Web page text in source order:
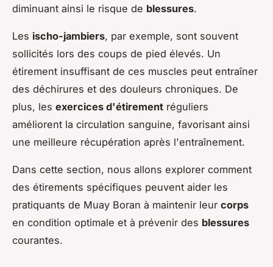
diminuant ainsi le risque de blessures.
Les ischo-jambiers, par exemple, sont souvent
sollicités lors des coups de pied élevés. Un
étirement insuffisant de ces muscles peut entraîner
des déchirures et des douleurs chroniques. De
plus, les exercices d'étirement réguliers
améliorent la circulation sanguine, favorisant ainsi
une meilleure récupération après l'entraînement.
Dans cette section, nous allons explorer comment
des étirements spécifiques peuvent aider les
pratiquants de Muay Boran à maintenir leur corps
en condition optimale et à prévenir des blessures
courantes.